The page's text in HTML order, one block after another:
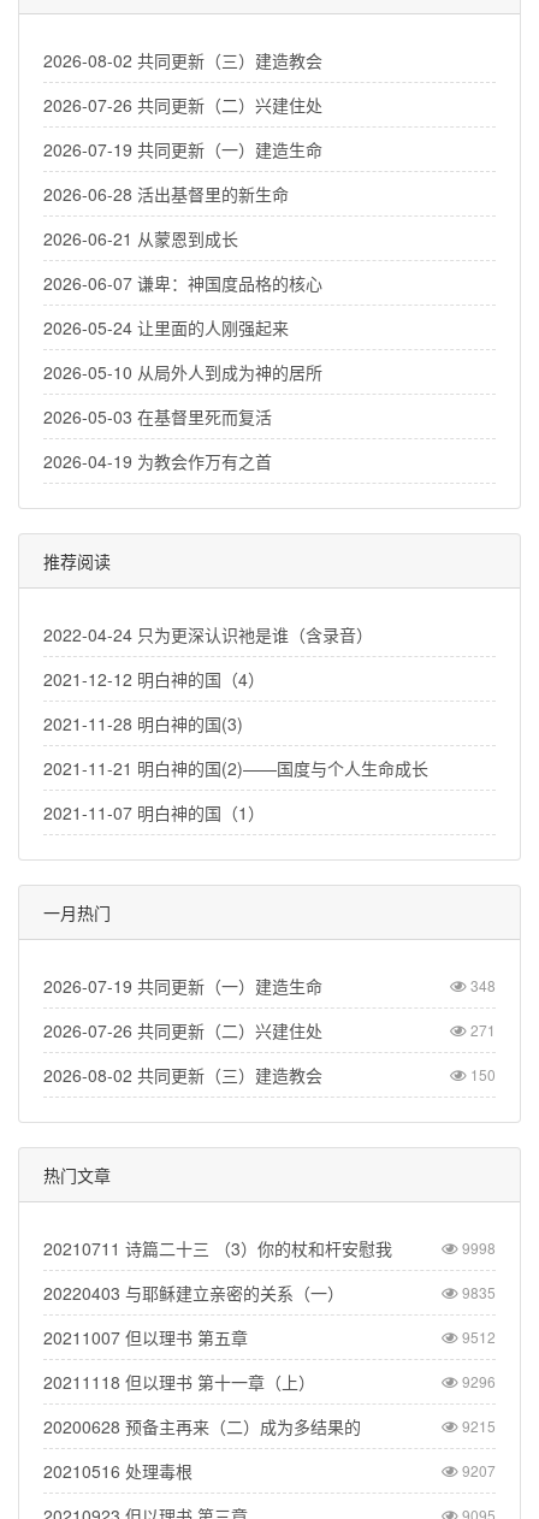
2026-08-02 共同更新（三）建造教会
2026-07-26 共同更新（二）兴建住处
2026-07-19 共同更新（一）建造生命
2026-06-28 活出基督里的新生命
2026-06-21 从蒙恩到成长
2026-06-07 谦卑：神国度品格的核心
2026-05-24 让里面的人刚强起来
2026-05-10 从局外人到成为神的居所
2026-05-03 在基督里死而复活
2026-04-19 为教会作万有之首
推荐阅读
2022-04-24 只为更深认识祂是谁（含录音）
2021-12-12 明白神的国（4）
2021-11-28 明白神的国(3)
2021-11-21 明白神的国(2)——国度与个人生命成长
2021-11-07 明白神的国（1）
一月热门
2026-07-19 共同更新（一）建造生命 348
2026-07-26 共同更新（二）兴建住处 271
2026-08-02 共同更新（三）建造教会 150
热门文章
20210711 诗篇二十三 （3）你的杖和杆安慰我 9998
20220403 与耶稣建立亲密的关系（一） 9835
20211007 但以理书 第五章 9512
20211118 但以理书 第十一章（上） 9296
20200628 预备主再来（二）成为多结果的 9215
20210516 处理毒根 9207
9095